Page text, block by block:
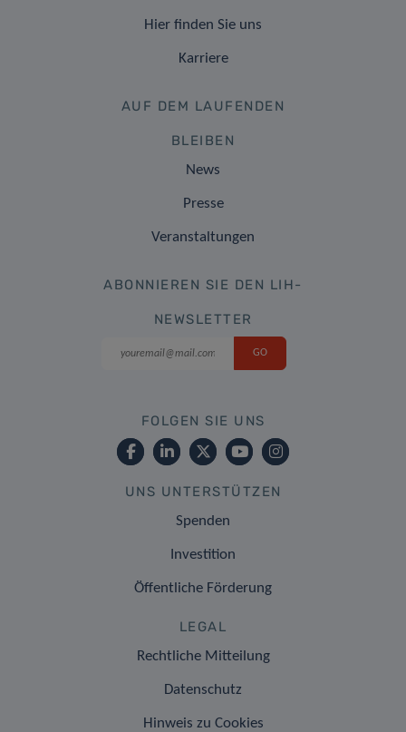
Hier finden Sie uns
Karriere
AUF DEM LAUFENDEN
BLEIBEN
News
Presse
Veranstaltungen
ABONNIEREN SIE DEN LIH-
NEWSLETTER
FOLGEN SIE UNS
UNS UNTERSTÜTZEN
Spenden
Investition
Öffentliche Förderung
LEGAL
Rechtliche Mitteilung
Datenschutz
Hinweis zu Cookies